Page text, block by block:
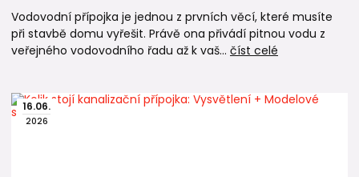
Vodovodní přípojka je jednou z prvních věcí, které musíte
při stavbě domu vyřešit. Právě ona přivádí pitnou vodu z
veřejného vodovodního řadu až k vaš... číst celé
16.06.
2026